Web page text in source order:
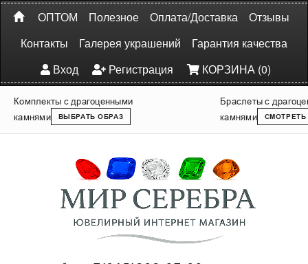
ОПТОМ Полезное Оплата/Доставка
Отзывы
Контакты
Галерея украшений
Гарантия качества
Вход
Регистрация КОРЗИНА (0)
Комплекты с драгоценными
камнями
ВЫБРАТЬ ОБРАЗ
Браслеты с
камнями
СМОТРЕТЬ